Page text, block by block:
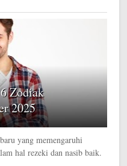
Zodiak
2025
yang memengaruhi
hal rezeki dan nasib baik.